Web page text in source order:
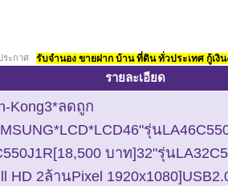
ระกาศ รับจำนอง ขายฝาก บ้าน ที่ดิน ทั่วประเทศ กู้เงิ
รายละเอียด
Kong3*ลดถูก
รุ่น
บาท]32"รุ่น
HD 2ล้านPixel